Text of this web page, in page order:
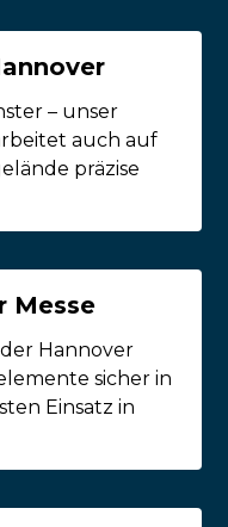
– unser
auch auf
präzise
Messe
Hannover
sicher in
Einsatz in